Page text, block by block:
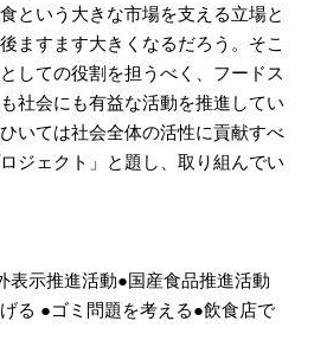
という大きな市場を支える立場と
ますます大きくなるだろう。そこ
しての役割を担うべく、フードス
社会にも有益な活動を推進してい
いては社会全体の活性に貢献すべ
ジェクト」と題し、取り組んでい
示推進活動●国産食品推進活動
る ●ゴミ問題を考える●飲食店で